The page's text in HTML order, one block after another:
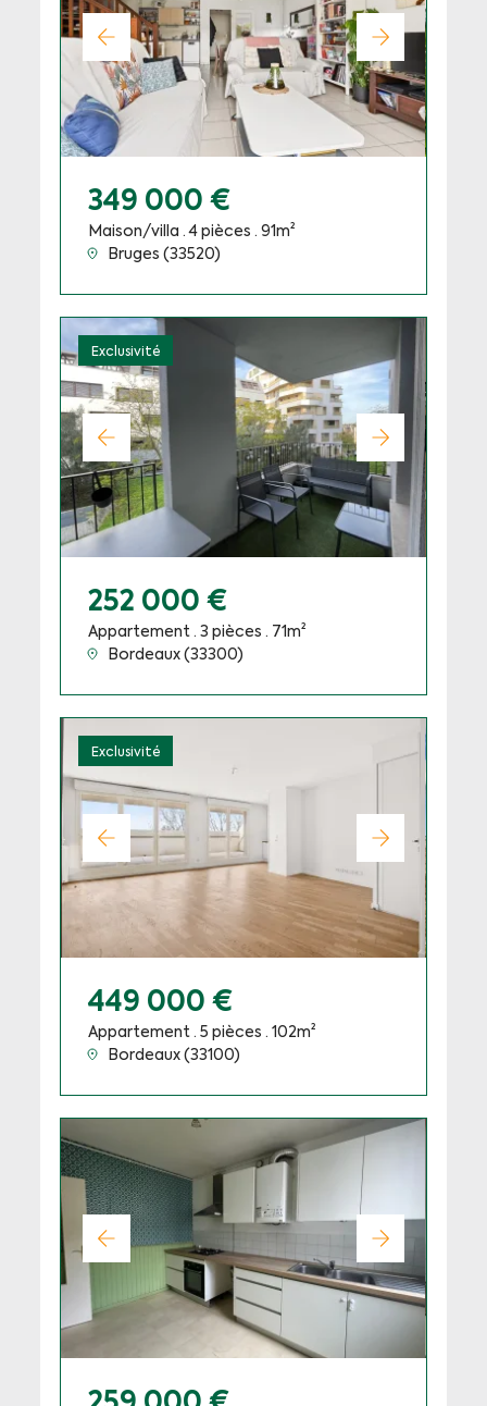
349 000 €
Maison/villa · 4 pièces · 91m²
Bruges (33520)
Exclusivité
252 000 €
Appartement · 3 pièces · 71m²
Bordeaux (33300)
Exclusivité
449 000 €
Appartement · 5 pièces · 102m²
Bordeaux (33100)